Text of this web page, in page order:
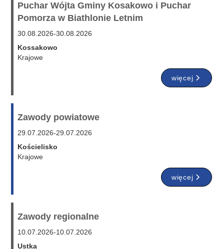
Puchar Wójta Gminy Kosakowo i Puchar
Pomorza w Biathlonie Letnim
30.08.2026-30.08.2026
Kossakowo
Krajowe
więcej
Zawody powiatowe
29.07.2026-29.07.2026
Kościelisko
Krajowe
więcej
Zawody regionalne
10.07.2026-10.07.2026
Ustka